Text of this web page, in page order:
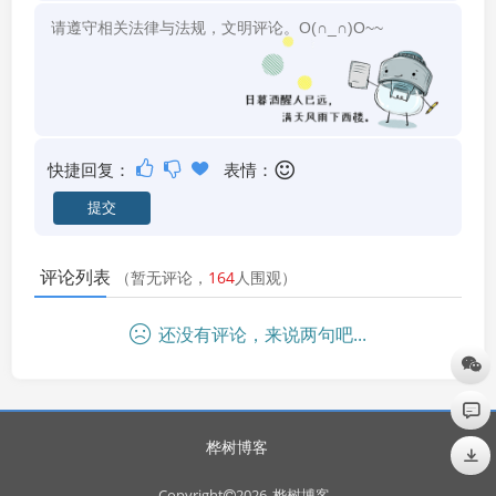
快捷回复： 表情：
评论列表 （暂无评论， 164人围观）
还没有评论，来说两句吧...
桦树博客